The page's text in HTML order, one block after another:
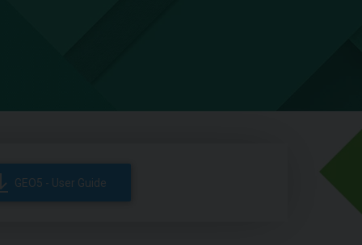
GEO5 - User Guide